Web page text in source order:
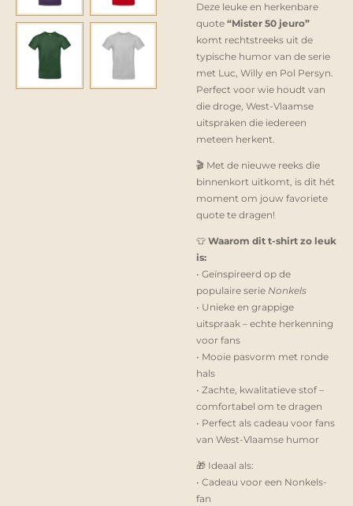
Deze leuke en herkenbare
quote “Mister 50 jeuro”
komt rechtstreeks uit de
typische humor van de serie
met Luc, Willy en Pol Persyn.
Perfect voor wie houdt van
die droge, West-Vlaamse
uitspraken die iedereen
meteen herkent.
🎬 Met de nieuwe reeks die
binnenkort uitkomt, is dit hét
moment om jouw favoriete
quote te dragen!
👕 Waarom dit t-shirt zo leuk
is:
• Geïnspireerd op de
populaire serie Nonkels
• Unieke en grappige
uitspraak – echte herkenning
voor fans
• Mooie pasvorm met ronde
hals
• Zachte, kwalitatieve stof –
comfortabel om te dragen
• Perfect als cadeau voor fans
van West-Vlaamse humor
🎁 Ideaal als:
• Cadeau voor een Nonkels-
fan